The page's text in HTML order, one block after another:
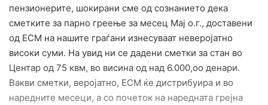
пензионерите, шокирани сме од сознанието дека
сметките за парно греење за месец Мај о.г., доставени
од ЕСМ на нашите граѓани изнесуваат неверојатно
високи суми. На увид ни се дадени сметки за стан во
Центар од 75 квм, во висина од над 6.000,оо денари.
Вакви сметки, веројатно, ЕСМ ќе дистрибуира и во
наредните месеци, а со почеток на наредната грејна